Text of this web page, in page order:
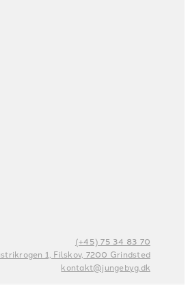
(+45) 75 34 83 70
1, Filskov, 7200 Grindsted
kontakt@jungebyg.dk